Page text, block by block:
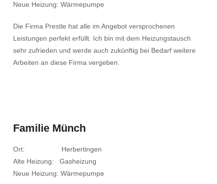
Neue Heizung: Wärmepumpe
Die Firma Prestle hat alle im Angebot versprochenen
Leistungen perfekt erfüllt. Ich bin mit dem Heizungstausch
sehr zufrieden und werde auch zukünftig bei Bedarf weitere
Arbeiten an diese Firma vergeben.
Familie Münch
Ort: Herbertingen
Alte Heizung: Gasheizung
Neue Heizung: Wärmepumpe